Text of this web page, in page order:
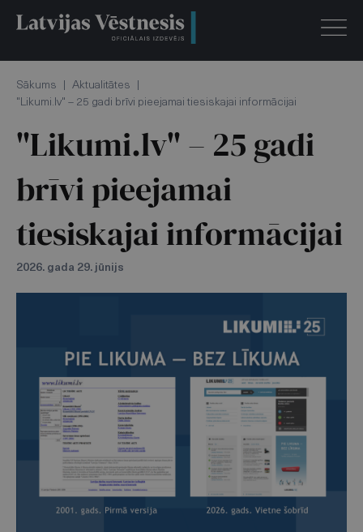
Sākums Aktualitātes
"Likumi.lv" – 25 gadi brīvi pieejamai tiesiskajai informācijai
"Likumi.lv" – 25 gadi
brīvi pieejamai
tiesiskajai informācijai
2026. gada 29. jūnijs